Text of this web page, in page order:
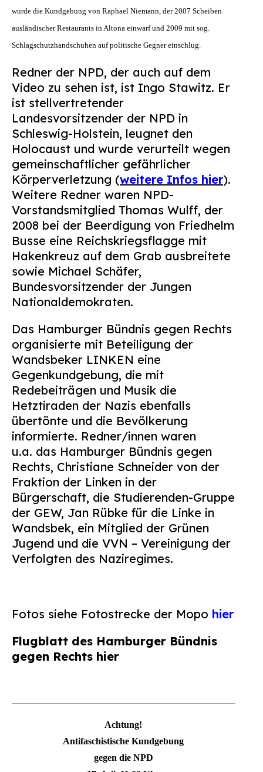
wurde die Kundgebung von Raphael Niemann, der 2007 Scheiben
ausländischer Restaurants in Altona einwarf und 2009 mit sog.
Schlagschutzhandschuhen auf politische Gegner einschlug.
Redner der NPD, der auch auf dem
Video zu sehen ist, ist Ingo Stawitz. Er
ist stellvertretender
Landesvorsitzender der NPD in
Schleswig-Holstein, leugnet den
Holocaust und wurde verurteilt wegen
gemeinschaftlicher gefährlicher
Körperverletzung (weitere Infos hier).
Weitere Redner waren NPD-
Vorstandsmitglied Thomas Wulff, der
2008 bei der Beerdigung von Friedhelm
Busse eine Reichskriegsflagge mit
Hakenkreuz auf dem Grab ausbreitete
sowie Michael Schäfer,
Bundesvorsitzender der Jungen
Nationaldemokraten.
Das Hamburger Bündnis gegen Rechts
organisierte mit Beteiligung der
Wandsbeker LINKEN eine
Gegenkundgebung, die mit
Redebeiträgen und Musik die
Hetztiraden der Nazis ebenfalls
übertönte und die Bevölkerung
informierte. Redner/innen waren
u.a. das Hamburger Bündnis gegen
Rechts, Christiane Schneider von der
Fraktion der Linken in der
Bürgerschaft, die Studierenden-Gruppe
der GEW, Jan Rübke für die Linke in
Wandsbek, ein Mitglied der Grünen
Jugend und die VVN – Vereinigung der
Verfolgten des Naziregimes.
Fotos siehe Fotostrecke der Mopo hier
Flugblatt des Hamburger Bündnis
gegen Rechts hier
Achtung!
Antifaschistische Kundgebung
gegen die NPD